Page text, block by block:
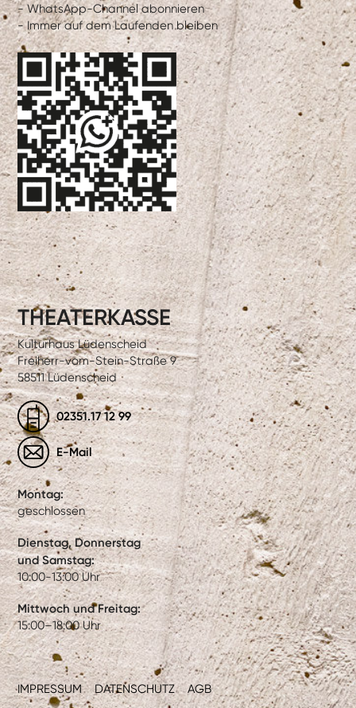
- WhatsApp-Channel abonnieren
- Immer auf dem Laufenden bleiben
IMPRESSUM DATENSCHUTZ AGB
THEATERKASSE
Kulturhaus Lüdenscheid
Freiherr-vom-Stein-Straße 9
58511 Lüdenscheid
02351.17 12 99
E-Mail
Montag:
geschlossen
Dienstag, Donnerstag
und Samstag:
10:00-13:00 Uhr
Mittwoch und Freitag:
15:00–18:00 Uhr